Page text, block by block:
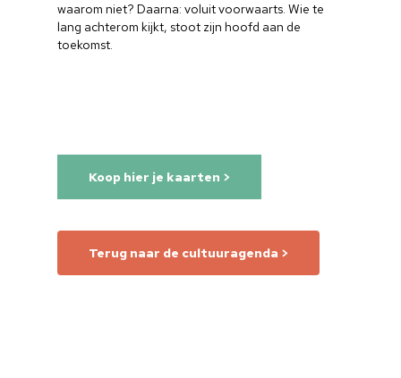
waarom niet? Daarna: voluit voorwaarts. Wie te
lang achterom kijkt, stoot zijn hoofd aan de
toekomst.
Koop hier je kaarten >
Terug naar de cultuuragenda >